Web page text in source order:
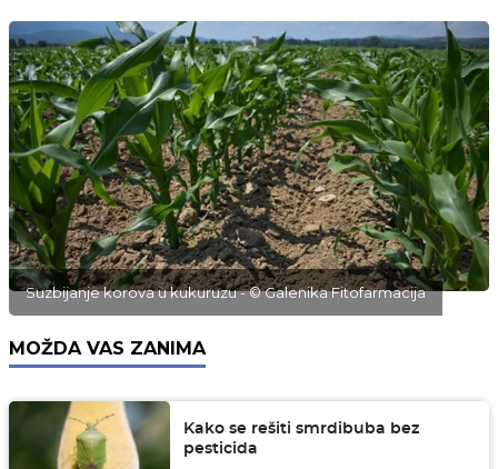
Suzbijanje korova u kukuruzu - © Galenika Fitofarmacija
MOŽDA VAS ZANIMA
Kako se rešiti smrdibuba bez
pesticida